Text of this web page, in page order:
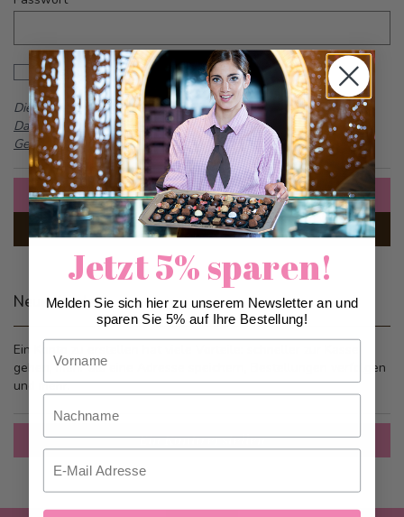
Passwort anzeigen
Dieses Formular ist durch reCAPTCHA geschützt -Google
Datenschutzbestimmungenund
Allgemeine
Geschäftsbedingungen
Anmelden
Passwort vergessen?
Neue Kunden
Ein Konto zu erstellen hat viele Vorteile: schneller zur Kasse
gehen, mehr als eine Adresse speichern, Bestellungen verfolgen
und mehr.
Ein Konto erstellen
Jetzt 5% sparen!
Melden Sie sich hier zu unserem Newsletter an und
sparen Sie 5% auf Ihre Bestellung!
Nachname
Email